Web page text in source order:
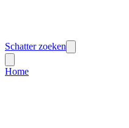
Schatter zoeken
Home